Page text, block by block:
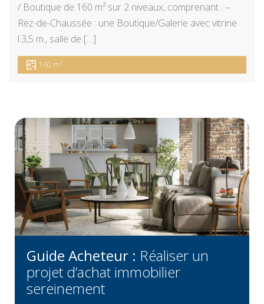
/ Boutique de 160 m² sur 2 niveaux, comprenant : –
Rez-de-Chaussée : une Boutique/Galerie avec vitrine
l.3,5 m., salle de […]
160 m2
Guide Acheteur : Réaliser un
projet d’achat immobilier
sereinement